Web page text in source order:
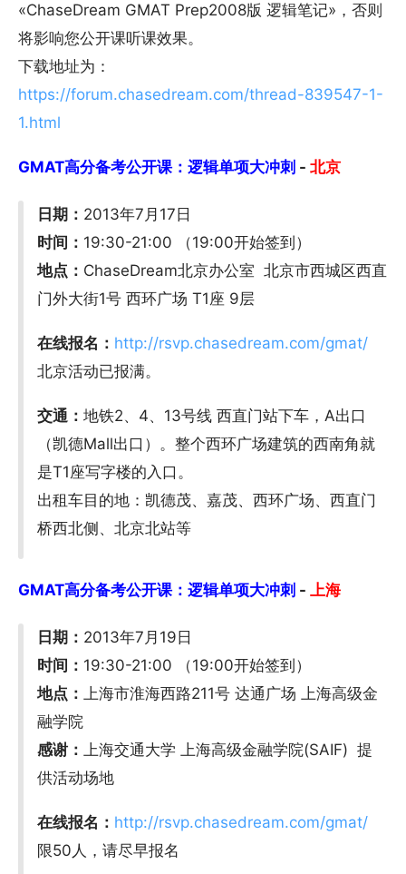
«ChaseDream GMAT Prep2008版 逻辑笔记»，否则
将影响您公开课听课效果。
下载地址为：
https://forum.chasedream.com/thread-839547-1-
1.html
GMAT高分备考公开课：逻辑单项大冲刺 - 北京
日期： 2013年7月17日
时间： 19:30-21:00 （19:00开始签到）
地点： ChaseDream北京办公室 北京市西城区西直
门外大街1号 西环广场 T1座 9层
在线报名： http://rsvp.chasedream.com/gmat/
北京活动已报满。
交通：地铁2、4、13号线 西直门站下车，A出口
（凯德Mall出口）。整个西环广场建筑的西南角就
是T1座写字楼的入口。
出租车目的地：凯德茂、嘉茂、西环广场、西直门
桥西北侧、北京北站等
GMAT高分备考公开课：逻辑单项大冲刺 - 上海
日期： 2013年7月19日
时间： 19:30-21:00 （19:00开始签到）
地点：上海市淮海西路211号 达通广场 上海高级金
融学院
感谢：上海交通大学 上海高级金融学院(SAIF) 提
供活动场地
在线报名： http://rsvp.chasedream.com/gmat/
限50人，请尽早报名